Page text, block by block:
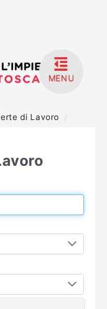
MENU
di Lavoro /